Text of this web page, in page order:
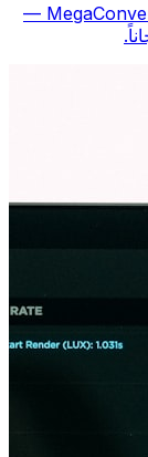
لتحويل EPUB إلى PDF، ارفع .epub إلى MegaConvert.io —